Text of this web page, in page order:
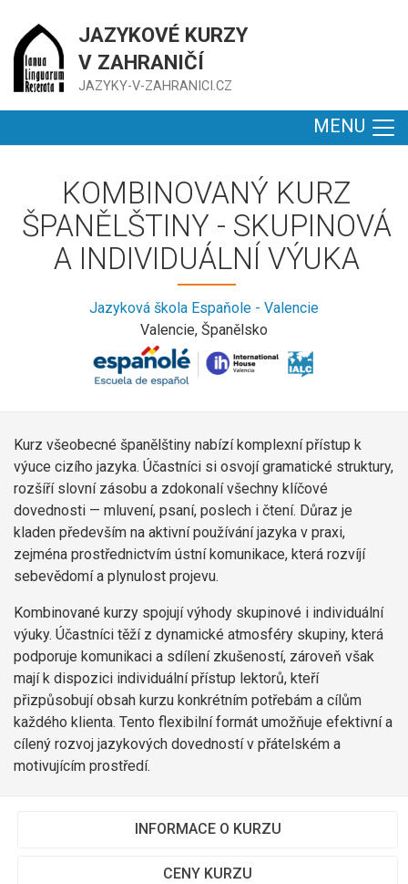
JAZYKOVÉ KURZY
V ZAHRANIČÍ
JAZYKY-V-ZAHRANICI.CZ
MENU
KOMBINOVANÝ KURZ
ŠPANĚLŠTINY - SKUPINOVÁ
A INDIVIDUÁLNÍ VÝUKA
Jazyková škola Espaňole - Valencie
Valencie, Španělsko
Kurz všeobecné španělštiny nabízí komplexní přístup k
výuce cizího jazyka. Účastníci si osvojí gramatické struktury,
rozšíří slovní zásobu a zdokonalí všechny klíčové
dovednosti — mluvení, psaní, poslech i čtení. Důraz je
kladen především na aktivní používání jazyka v praxi,
zejména prostřednictvím ústní komunikace, která rozvíjí
sebevědomí a plynulost projevu.
Kombinované kurzy spojují výhody skupinové i individuální
výuky. Účastníci těží z dynamické atmosféry skupiny, která
podporuje komunikaci a sdílení zkušeností, zároveň však
mají k dispozici individuální přístup lektorů, kteří
přizpůsobují obsah kurzu konkrétním potřebám a cílům
každého klienta. Tento flexibilní formát umožňuje efektivní a
cílený rozvoj jazykových dovedností v přátelském a
motivujícím prostředí.
INFORMACE O KURZU
CENY KURZU